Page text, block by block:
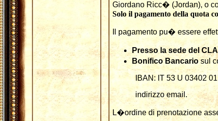
Giordano Ricc� (Jordan), o
Solo il pagamento della quota
Il pagamento pu� essere
Presso la sede del
Bonifico Bancariosul
IBAN: IT 53 U 03402
indirizzo email.
L�ordine di prenotazione